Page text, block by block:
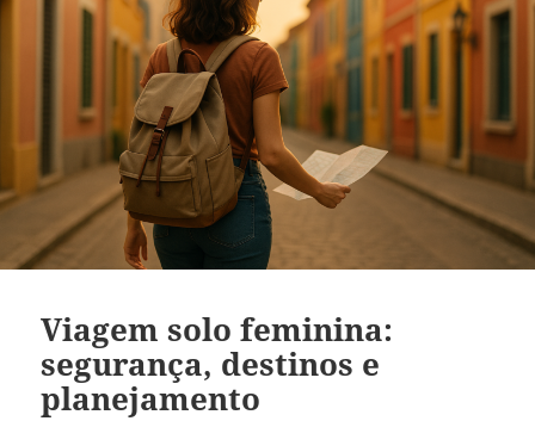
Viagem solo feminina:
segurança, destinos e
planejamento